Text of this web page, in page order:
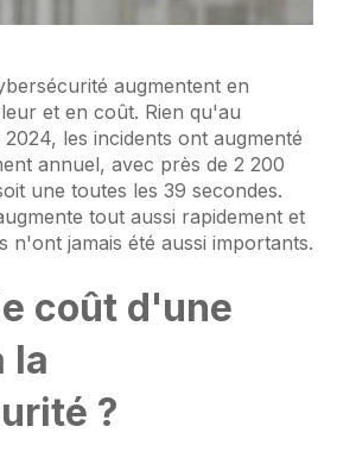
augmentent en
et en coût. Rien qu'au
les incidents ont augmenté
annuel, avec près de 2 200
une toutes les 39 secondes.
tout aussi rapidement et
n'ont jamais été aussi importants.
coût d'une
la
?